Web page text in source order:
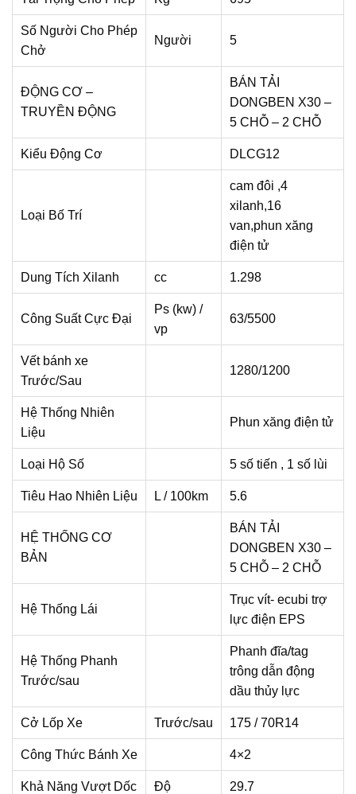
Số Người Cho Phép
Chở
Người 5
ĐỘNG CƠ –
TRUYỀN ĐỘNG
BÁN TẢI
DONGBEN X30 –
5 CHỖ – 2 CHỖ
Kiểu Động Cơ DLCG12
Loại Bố Trí
cam đôi ,4
xilanh,16
van,phun xăng
điện tử
Dung Tích Xilanh cc 1.298
Công Suất Cực Đại
Ps (kw) /
vp
63/5500
Vết bánh xe
Trước/Sau
1280/1200
Hệ Thống Nhiên
Liệu
Phun xăng điện tử
Loại Hộ Số 5 số tiến , 1 số lùi
Tiêu Hao Nhiên Liệu L / 100km 5.6
HỆ THỐNG CƠ
BẢN
BÁN TẢI
DONGBEN X30 –
5 CHỖ – 2 CHỖ
Hệ Thống Lái
Trục vít- ecubi trợ
lực điện EPS
Hệ Thống Phanh
Trước/sau
Phanh đĩa/tag
trông dẫn động
dầu thủy lực
Cở Lốp Xe Trước/sau 175 / 70R14
Công Thức Bánh Xe 4×2
Khả Năng Vượt Dốc Độ 29.7